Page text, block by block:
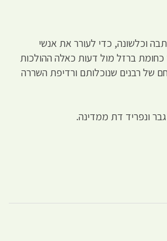
וכלשונה, כדי לעורר את אנשי
ברזל מול דעות כאלה ההולכות
של רבנים שנוכלותם ורדיפת השררה
ונפריד דת ממדינה.